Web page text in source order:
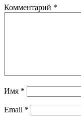
Комментарий *
Имя *
Email *